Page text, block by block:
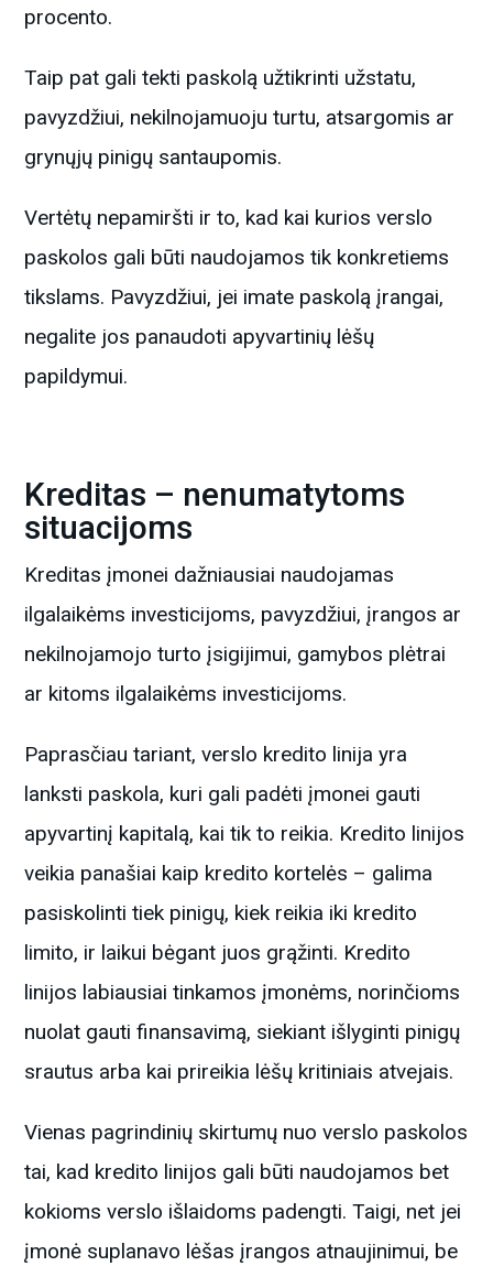
procento.
Taip pat gali tekti paskolą užtikrinti užstatu,
pavyzdžiui, nekilnojamuoju turtu, atsargomis ar
grynųjų pinigų santaupomis.
Vertėtų nepamiršti ir to, kad kai kurios verslo
paskolos gali būti naudojamos tik konkretiems
tikslams. Pavyzdžiui, jei imate paskolą įrangai,
negalite jos panaudoti apyvartinių lėšų
papildymui.
Kreditas – nenumatytoms
situacijoms
Kreditas įmonei dažniausiai naudojamas
ilgalaikėms investicijoms, pavyzdžiui, įrangos ar
nekilnojamojo turto įsigijimui, gamybos plėtrai
ar kitoms ilgalaikėms investicijoms.
Paprasčiau tariant, verslo kredito linija yra
lanksti paskola, kuri gali padėti įmonei gauti
apyvartinį kapitalą, kai tik to reikia. Kredito linijos
veikia panašiai kaip kredito kortelės – galima
pasiskolinti tiek pinigų, kiek reikia iki kredito
limito, ir laikui bėgant juos grąžinti. Kredito
linijos labiausiai tinkamos įmonėms, norinčioms
nuolat gauti finansavimą, siekiant išlyginti pinigų
srautus arba kai prireikia lėšų kritiniais atvejais.
Vienas pagrindinių skirtumų nuo verslo paskolos
tai, kad kredito linijos gali būti naudojamos bet
kokioms verslo išlaidoms padengti. Taigi, net jei
įmonė suplanavo lėšas įrangos atnaujinimui, be